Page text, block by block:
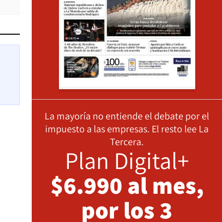
La mayoría no entiende el debate por el
impuesto a las empresas. El resto lee La
Tercera.
Plan Digital+
$6.990 al mes,
por los 3